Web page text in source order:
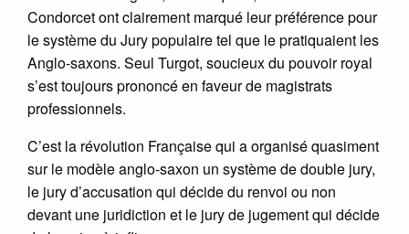
Condorcet ont clairement marqué leur préférence pour
le système du Jury populaire tel que le pratiquaient les
Anglo-saxons. Seul Turgot, soucieux du pouvoir royal
s’est toujours prononcé en faveur de magistrats
professionnels.
C’est la révolution Française qui a organisé quasiment
sur le modèle anglo-saxon un système de double jury,
le jury d’accusation qui décide du renvoi ou non
devant une juridiction et le jury de jugement qui décide